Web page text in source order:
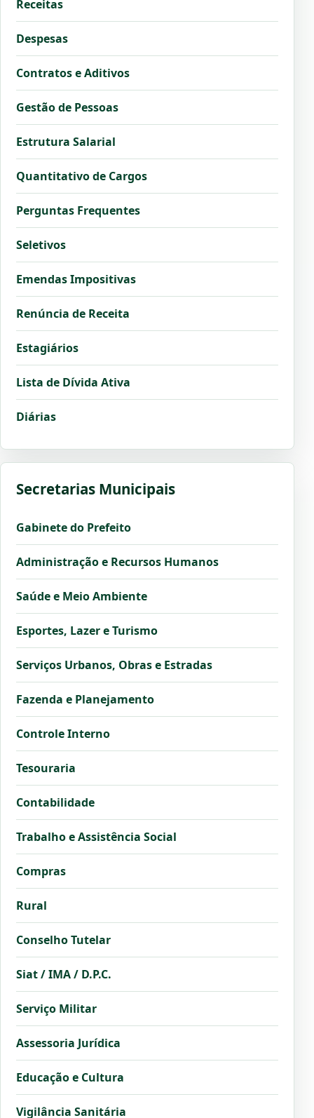
Receitas
Despesas
Contratos e Aditivos
Gestão de Pessoas
Estrutura Salarial
Quantitativo de Cargos
Perguntas Frequentes
Seletivos
Emendas Impositivas
Renúncia de Receita
Estagiários
Lista de Dívida Ativa
Diárias
Secretarias Municipais
Gabinete do Prefeito
Administração e Recursos Humanos
Saúde e Meio Ambiente
Esportes, Lazer e Turismo
Serviços Urbanos, Obras e Estradas
Fazenda e Planejamento
Controle Interno
Tesouraria
Contabilidade
Trabalho e Assistência Social
Compras
Rural
Conselho Tutelar
Siat / IMA / D.P.C.
Serviço Militar
Assessoria Jurídica
Educação e Cultura
Vigilância Sanitária